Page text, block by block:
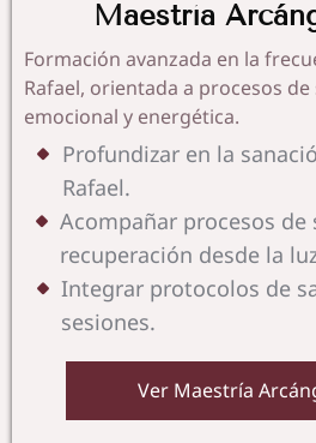
Maestría
Formación avanzada en la
Rafael, orientada a procesos
emocional y energética.
Profundizar en la
Rafael.
Acompañar procesos de
recuperación desde la
Integrar protocolos de
sesiones.
Ver Maestría